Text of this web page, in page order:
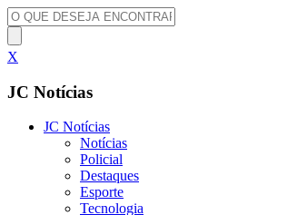
X
JC Notícias
JC Notícias
Notícias
Policial
Destaques
Esporte
Tecnologia